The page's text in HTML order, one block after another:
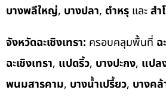
บางพลีใหญ่, บางปลา, ตำหรุ และสำ
จังหวัดฉะเชิงเทรา: ครอบคลุมพื้นที่ ฉ
ฉะเชิงเทรา, แปดริ้ว, บางปะกง, แปล
พนมสารคาม, บางน้ำเปรี้ยว, บางคล้